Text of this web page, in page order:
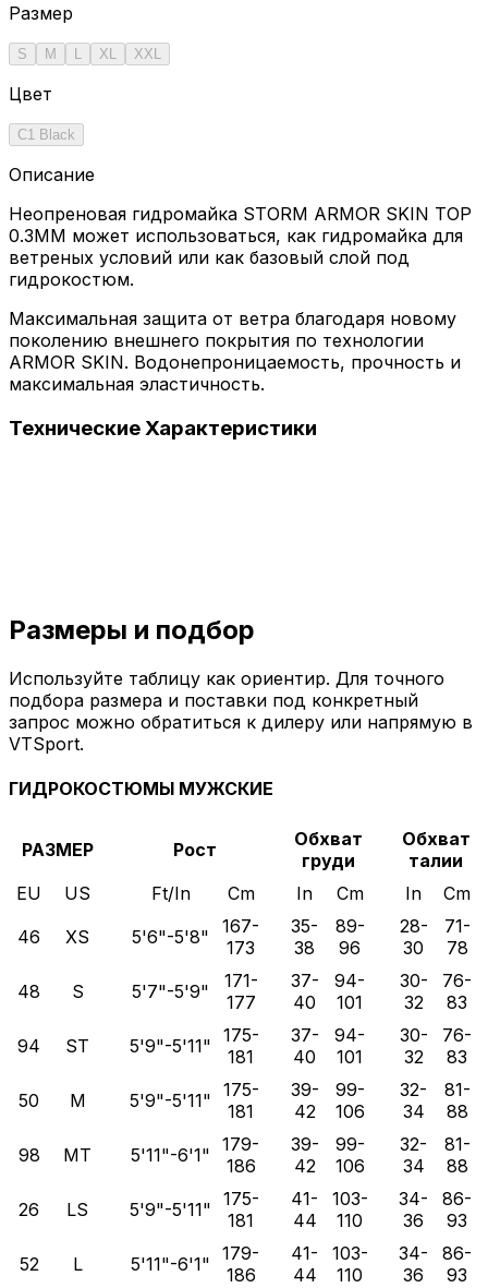
Размер
S M L XL XXL
Цвет
C1 Black
Описание
Неопреновая гидромайка STORM ARMOR SKIN TOP
0.3MM может использоваться, как гидромайка для
ветреных условий или как базовый слой под
гидрокостюм.
Максимальная защита от ветра благодаря новому
поколению внешнего покрытия по технологии
ARMOR SKIN. Водонепроницаемость, прочность и
максимальная эластичность.
ТехническиеХарактеристики
Размеры и подбор
Используйте таблицу как ориентир. Для точного
подбора размера и поставки под конкретный
запрос можно обратиться к дилеру или напрямую в
VTSport.
ГИДРОКОСТЮМЫ МУЖСКИЕ
РАЗМЕР Рост
Обхват
груди
Обхват
талии
EU
US Ft/In Cm In Cm In
Cm
46
XS 5'6"-5'8"
167-
173
35-
38
89-
96
28-
30
71-
78
48
S 5'7"-5'9"
171-
177
37-
40
94-
101
30-
32
76-
83
94
ST 5'9"-5'11" 175-
181
37-
40
94-
101
30-
32
76-
83
50
M 5'9"-5'11" 175-
181
39-
42
99-
106
32-
34
81-
88
98
MT 5'11"-6'1" 179-
186
39-
42
99-
106
32-
34
81-
88
26
LS 5'9"-5'11" 175-
181
41-
44
103-
110
34-
36
86-
93
52
L 5'11"-6'1" 179-
186
41-
44
103-
110
34-
36
86-
93